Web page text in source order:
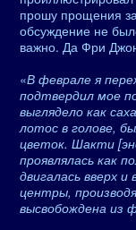
прошу прощения
обсуждение не
важно. Да Фри
«В феврале я
подтвердил мое
выглядело как
лотос в голове,
цветок. Шакти
проявлялась как
двигалась вверх
центры,
высвобождена из